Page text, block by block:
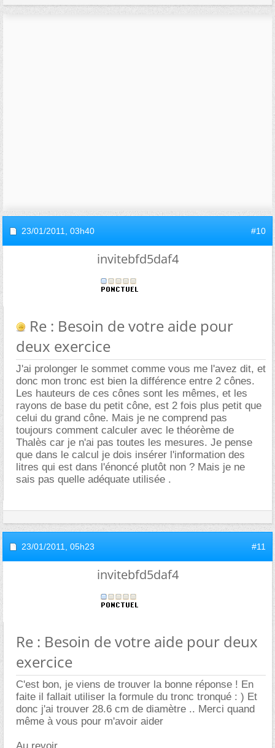
23/01/2011, 03h40 #10
invitebfd5daf4
Re : Besoin de votre aide pour
deux exercice
J'ai prolonger le sommet comme vous me l'avez dit, et
donc mon tronc est bien la différence entre 2 cônes.
Les hauteurs de ces cônes sont les mêmes, et les
rayons de base du petit cône, est 2 fois plus petit que
celui du grand cône. Mais je ne comprend pas
toujours comment calculer avec le théorème de
Thalès car je n'ai pas toutes les mesures. Je pense
que dans le calcul je dois insérer l'information des
litres qui est dans l'énoncé plutôt non ? Mais je ne
sais pas quelle adéquate utilisée .
23/01/2011, 05h23 #11
invitebfd5daf4
Re : Besoin de votre aide pour deux
exercice
C'est bon, je viens de trouver la bonne réponse ! En
faite il fallait utiliser la formule du tronc tronqué : ) Et
donc j'ai trouver 28.6 cm de diamètre .. Merci quand
même à vous pour m'avoir aider
Au revoir